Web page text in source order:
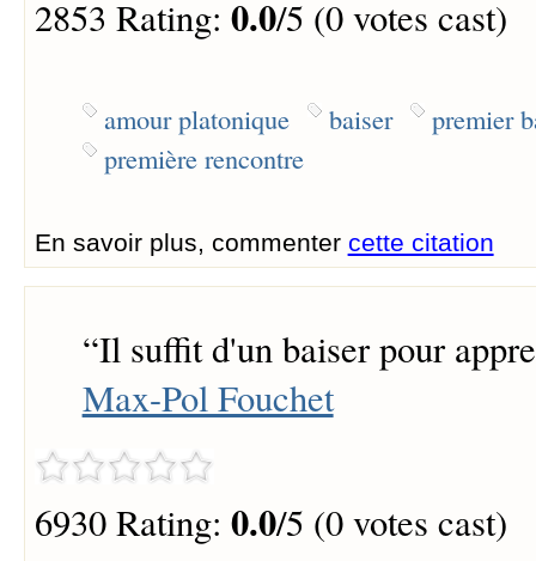
2853 Rating: 0.0/5 (0 votes cast)
amour platonique baiser
premier
première rencontre
En savoir plus, commenter cette citation
“Il suffit d'un baiser pour
Max-Pol Fouchet
6930 Rating: 0.0/5 (0 votes cast)